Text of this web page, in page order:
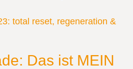
total reset, regeneration &
Das ist MEIN